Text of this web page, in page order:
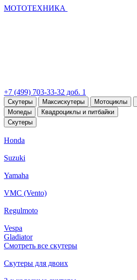
МОТОТЕХНИКА
+7 (499) 703-33-32 доб. 1
Скутеры Максискутеры Мотоциклы
Мопеды
Квадроциклы и питбайки
Скутеры
Honda
Suzuki
Yamaha
VMC (Vento)
Regulmoto
Vespa
Gladiator
Смотреть все скутеры
Скутеры для двоих